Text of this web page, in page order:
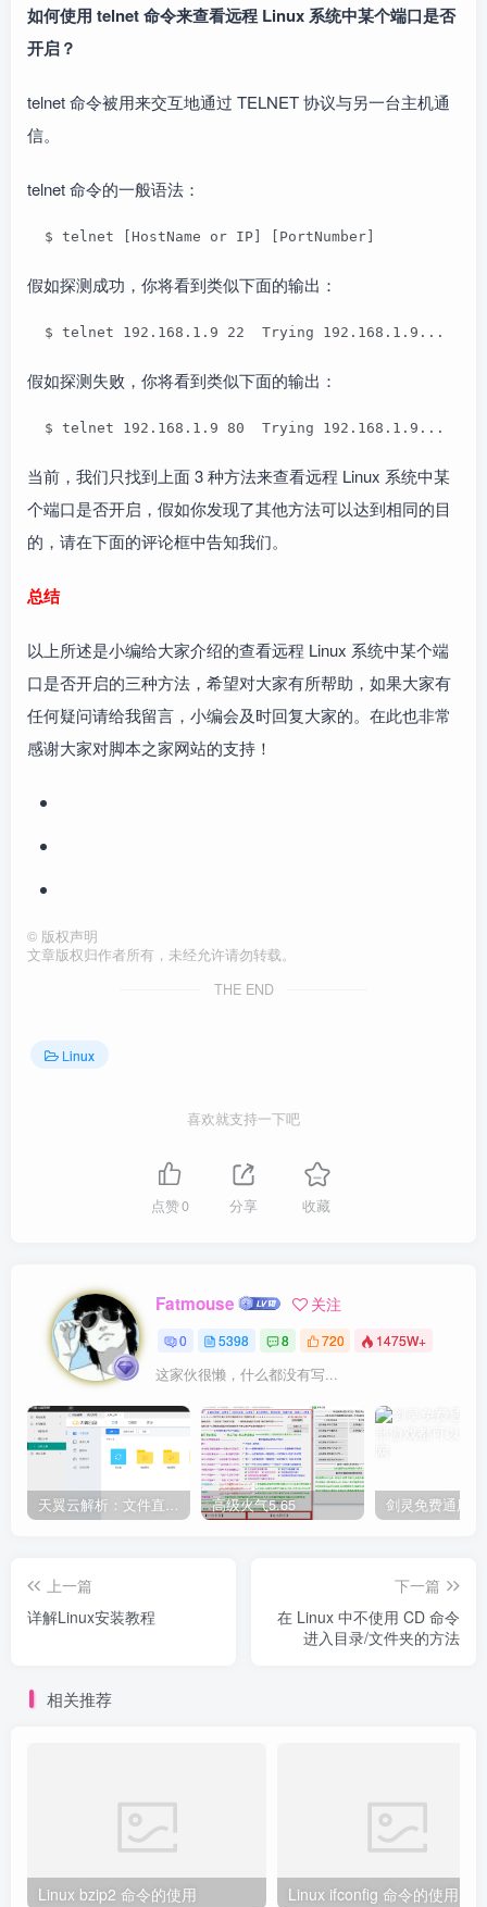
如何使用 telnet 命令来查看远程 Linux 系统中某个端口是否
开启？
telnet 命令被用来交互地通过 TELNET 协议与另一台主机通
信。
telnet 命令的一般语法：
  $ telnet [HostName or IP] [PortNumber]
假如探测成功，你将看到类似下面的输出：
$ telnet 192.168.1.9 22  Trying 192.168.1.9...
假如探测失败，你将看到类似下面的输出：
$ telnet 192.168.1.9 80  Trying 192.168.1.9...
当前，我们只找到上面 3 种方法来查看远程 Linux 系统中某
个端口是否开启，假如你发现了其他方法可以达到相同的目
的，请在下面的评论框中告知我们。
总结
以上所述是小编给大家介绍的查看远程 Linux 系统中某个端
口是否开启的三种方法，希望对大家有所帮助，如果大家有
任何疑问请给我留言，小编会及时回复大家的。在此也非常
感谢大家对脚本之家网站的支持！
© 版权声明
文章版权归作者所有，未经允许请勿转载。
THE END
Linux
喜欢就支持一下吧
点赞0 分享 收藏
Fatmouse 关注
0 5398 8 720 1475W+
这家伙很懒，什么都没有写...
天翼云解析：文件直链获取源码 高级火气5.65
上一篇
详解Linux安装教程
下一篇
在 Linux 中不使用 CD 命令
进入目录/文件夹的方法
相关推荐
Linux bzip2 命令的使用 Linux ifconfig 命令的使用